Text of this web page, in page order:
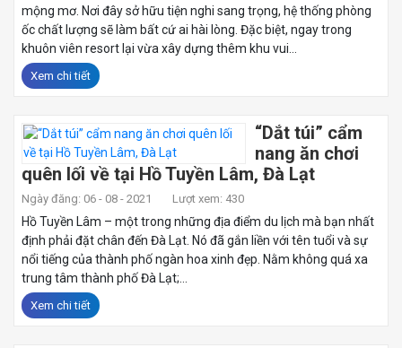
mộng mơ. Nơi đây sở hữu tiện nghi sang trọng, hệ thống phòng
ốc chất lượng sẽ làm bất cứ ai hài lòng. Đặc biệt, ngay trong
khuôn viên resort lại vừa xây dựng thêm khu vui...
Xem chi tiết
“Dắt túi” cẩm
nang ăn chơi
quên lối về tại Hồ Tuyền Lâm, Đà Lạt
Ngày đăng: 06 - 08 - 2021 Lượt xem: 430
Hồ Tuyền Lâm – một trong những địa điểm du lịch mà bạn nhất
định phải đặt chân đến Đà Lạt. Nó đã gắn liền với tên tuổi và sự
nổi tiếng của thành phố ngàn hoa xinh đẹp. Nằm không quá xa
trung tâm thành phố Đà Lạt;...
Xem chi tiết